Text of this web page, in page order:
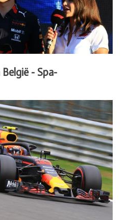
België - Spa-